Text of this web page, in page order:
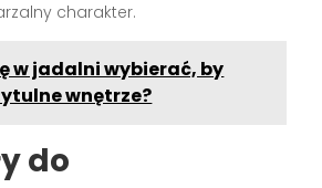
charakter.
w jadalni wybierać, by
wnętrze?
do